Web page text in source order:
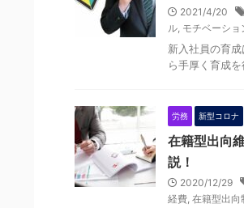
2021/4/20
ル, モチベーショ
新入社員の育
ら手厚く育成
労務 新型コロナ
在籍型出向
説！
2020/12/29
経費, 在籍型出向